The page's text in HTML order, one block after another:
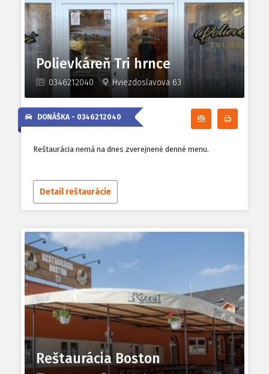
Polievkáreň Tri hrnce
0346212040 Hviezdoslavova 63
Odoberať
DONÁŠKA - 0346212040
Reštaurácia nemá na dnes zverejnené denné menu.
Detail reštaurácie
Reštaurácia Boston